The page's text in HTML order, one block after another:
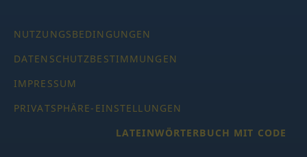
NUTZUNGSBEDINGUNGEN
DATENSCHUTZBESTIMMUNGEN
IMPRESSUM
PRIVATSPHÄRE-EINSTELLUNGEN
LATEINWÖRTERBUCH MIT CODE